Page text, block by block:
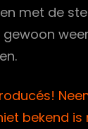
met de
bekend is